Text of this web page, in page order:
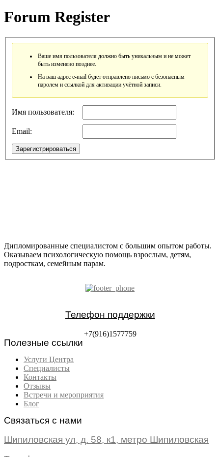
Forum Register
Ваше имя пользователя должно быть уникальным и не может
быть изменено позднее.
На ваш адрес e-mail будет отправлено письмо с безопасным
паролем и ссылкой для активации учётной записи.
Имя пользователя:
Email:
Зарегистрироваться
Дипломированные специалистом с большим опытом работы.
Оказываем психологическую помощь взрослым, детям,
подросткам, семейным парам.
Телефон поддержки
+7(916)1577759
Полезные ссылки
Услуги Центра
Специалисты
Контакты
Отзывы
Встречи и мероприятия
Блог
Связаться с нами
Шипиловская ул, д. 58, к1, метро Шипиловская